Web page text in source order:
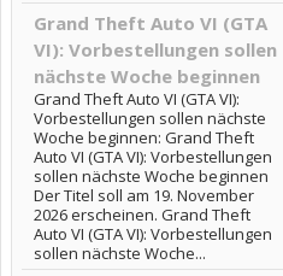
Grand Theft Auto VI (GTA
VI): Vorbestellungen sollen
nächste Woche beginnen
Grand Theft Auto VI (GTA VI):
Vorbestellungen sollen nächste
Woche beginnen: Grand Theft
Auto VI (GTA VI): Vorbestellungen
sollen nächste Woche beginnen
Der Titel soll am 19. November
2026 erscheinen. Grand Theft
Auto VI (GTA VI): Vorbestellungen
sollen nächste Woche...